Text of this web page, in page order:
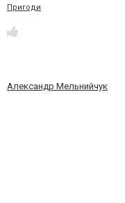
Пригоди
Александр Мельнийчук